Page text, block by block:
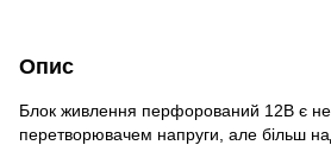
Опис
Блок живлення перфорований 12В є
перетворювачем напруги, але більш